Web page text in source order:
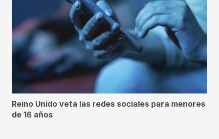
Reino Unido veta las redes sociales para menores
de 16 años